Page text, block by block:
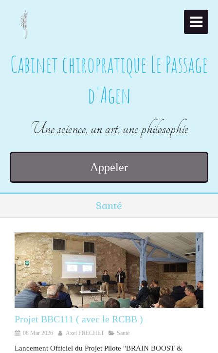
Cabinet chiropratique Le Passage
d'Agen
Une science, un art, une philosophie
Appeler
Santé
Projet BBC111 ( avec le RCBB )
08 Mar 2026 Axel FRECHET Santé
Lancement Officiel du Projet Pilote "BRAIN BOOST &